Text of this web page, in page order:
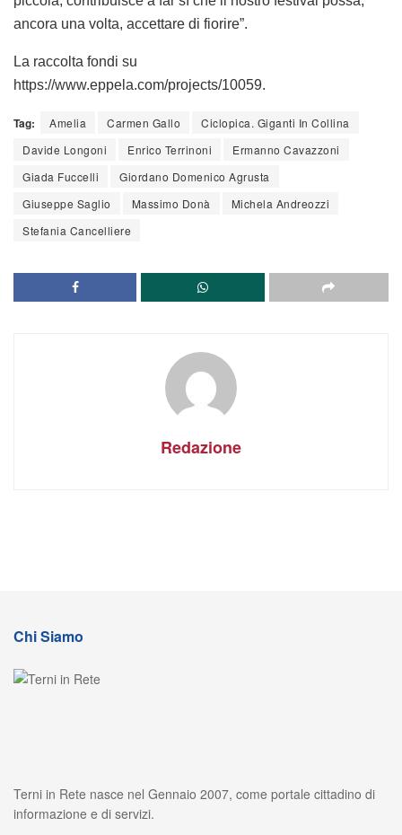
ancora una volta, accettare di fiorire”.
La raccolta fondi su
https://www.eppela.com/projects/10059.
Tag: Amelia Carmen Gallo
Ciclopica. Giganti In Collina
Davide Longoni
Enrico Terrinoni
Ermanno Cavazzoni
Giada Fuccelli
Giordano Domenico Agrusta
Giuseppe Saglio
Massimo Donà
Michela Andreozzi
Stefania Cancelliere
Redazione
Chi Siamo
Terni in Rete nasce nel Gennaio 2007, come portale cittadino di
informazione e di servizi.